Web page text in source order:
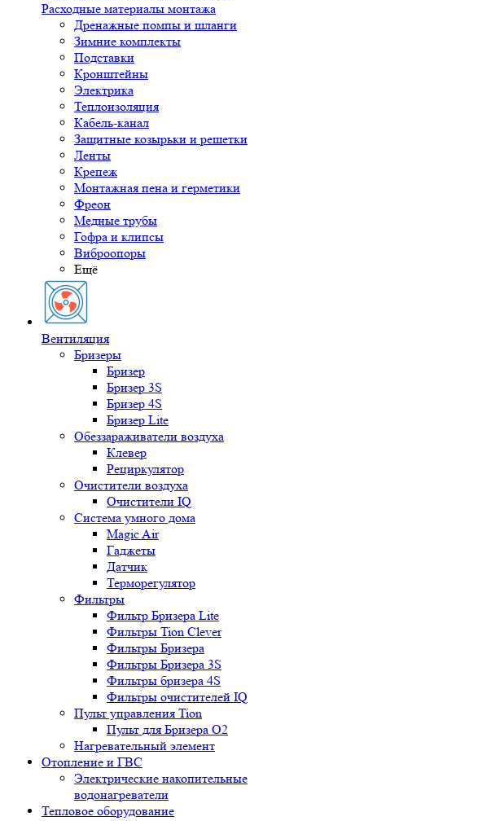
Расходные материалы монтажа
Дренажные помпы и шланги
Зимние комплекты
Подставки
Кронштейны
Электрика
Теплоизоляция
Кабель-канал
Защитные козырьки и решетки
Ленты
Крепеж
Монтажная пена и герметики
Фреон
Медные трубы
Гофра и клипсы
Виброопоры
Ещё
Вентиляция
Бризеры
Бризер
Бризер 3S
Бризер 4S
Бризер Lite
Обеззараживатели воздуха
Клевер
Рециркулятор
Очистители воздуха
Очистители IQ
Система умного дома
Magic Air
Гаджеты
Датчик
Терморегулятор
Фильтры
Фильтр Бризера Lite
Фильтры Tion Clever
Фильтры Бризера
Фильтры Бризера 3S
Фильтры бризера 4S
Фильтры очистителей IQ
Пульт управления Tion
Пульт для Бризера O2
Нагревательный элемент
Отопление и ГВС
Электрические накопительные
водонагреватели
Тепловое оборудование